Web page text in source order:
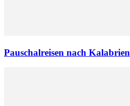
Pauschalreisen nach Kalabrien